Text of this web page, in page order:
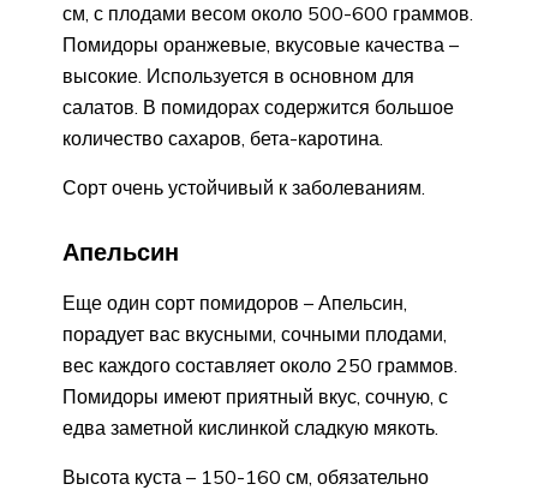
см, с плодами весом около 500-600 граммов.
Помидоры оранжевые, вкусовые качества –
высокие. Используется в основном для
салатов. В помидорах содержится большое
количество сахаров, бета-каротина.
Сорт очень устойчивый к заболеваниям.
Апельсин
Еще один сорт помидоров – Апельсин,
порадует вас вкусными, сочными плодами,
вес каждого составляет около 250 граммов.
Помидоры имеют приятный вкус, сочную, с
едва заметной кислинкой сладкую мякоть.
Высота куста – 150-160 см, обязательно